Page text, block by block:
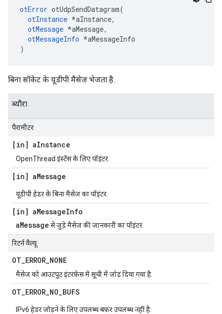
otError otUdpSendDatagram(
otInstance *aInstance,
otMessage *aMessage,
otMessageInfo *aMessageInfo
)
बिना सॉकेट के यूडीपी मैसेज भेजता है.
ब्यौरा
पैरामीटर
[in] aInstance
OpenThread इंस्टेंस के लिए पॉइंटर.
[in] aMessage
यूडीपी हेडर के बिना मैसेज का पॉइंटर.
[in] aMessageInfo
aMessage से जुड़े मैसेज की जानकारी का पॉइंटर.
रिटर्न वैल्यू
OT_ERROR_NONE
मैसेज को आउटपुट इंटरफ़ेस में सूची में जोड़ दिया गया है.
OT_ERROR_NO_BUFS
IPv6 हेडर जोड़ने के लिए उपलब्ध बफ़र उपलब्ध नहीं है.